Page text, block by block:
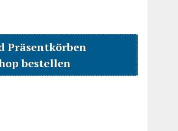
Präsentkörben
bestellen